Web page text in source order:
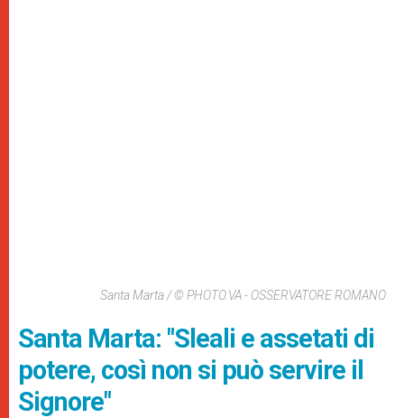
Santa Marta / © PHOTO.VA - OSSERVATORE ROMANO
Santa Marta: "Sleali e assetati di
potere, così non si può servire il
Signore"